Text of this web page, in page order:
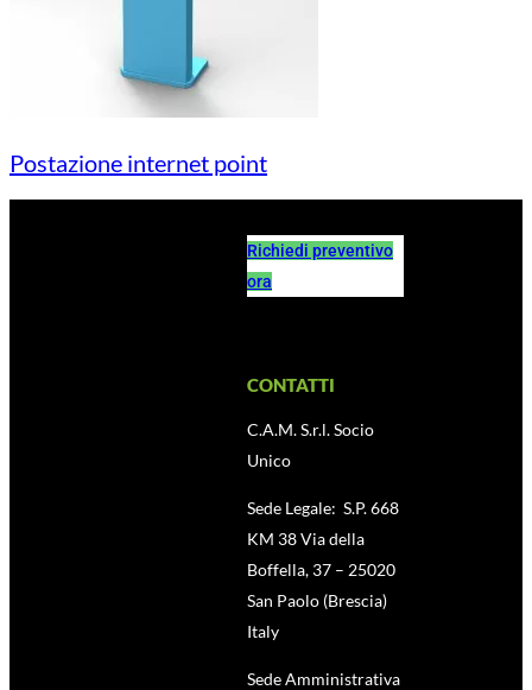
Postazione internet point
Richiedi preventivo
ora
CONTATTI
C.A.M. S.r.l. Socio
Unico
Sede Legale: S.P. 668
KM 38 Via della
Boffella, 37 – 25020
San Paolo (Brescia)
Italy
Sede Amministrativa